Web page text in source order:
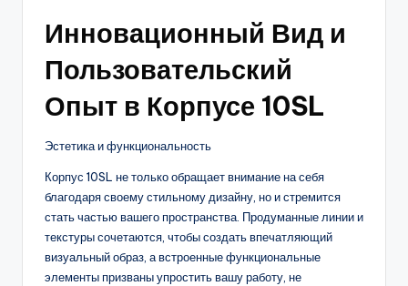
Инновационный Вид и
Пользовательский
Опыт в Корпусе 10SL
Эстетика и функциональность
Корпус 10SL не только обращает внимание на себя
благодаря своему стильному дизайну, но и стремится
стать частью вашего пространства. Продуманные линии и
текстуры сочетаются, чтобы создать впечатляющий
визуальный образ, а встроенные функциональные
элементы призваны упростить вашу работу, не